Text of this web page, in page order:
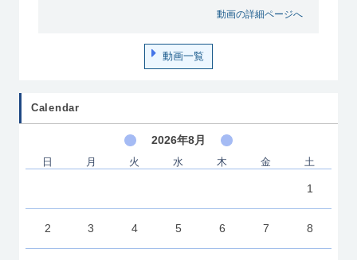
動画の詳細ページへ
動画一覧
Calendar
2026年8月
日 月 火 水 木 金 土
1
2 3 4 5 6 7 8